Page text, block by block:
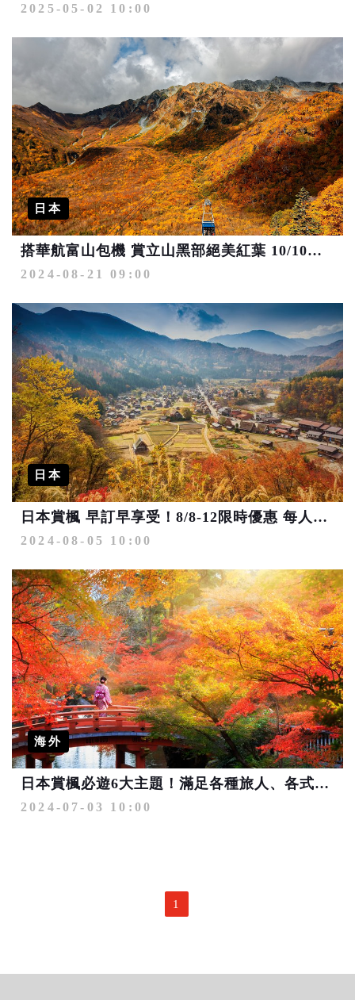
2025-05-02 10:00
日本
搭華航富山包機 賞立山黑部絕美紅葉 10/10起飛迎金秋
2024-08-21 09:00
日本
日本賞楓 早訂早享受！8/8-12限時優惠 每人省萬元再享最高8%回饋
2024-08-05 10:00
海外
日本賞楓必遊6大主題！滿足各種旅人、各式玩法 限量優惠第2人最高省4千
2024-07-03 10:00
1